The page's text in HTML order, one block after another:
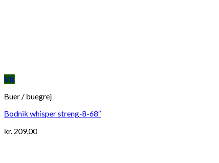
Vis
Buer / buegrej
Bodnik whisper streng-8-68″
kr. 209,00